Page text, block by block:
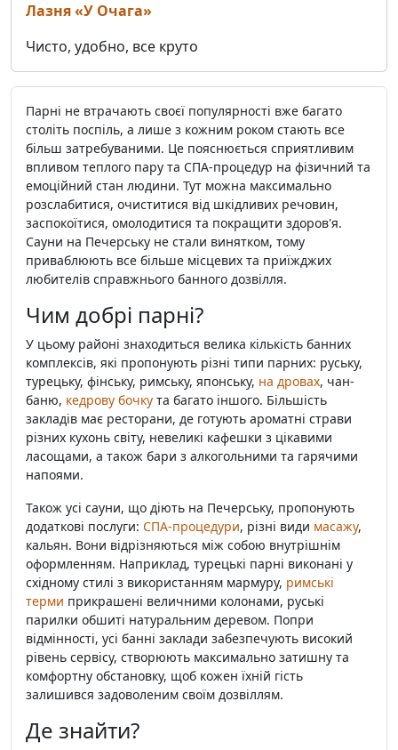
Парні не втрачають своєї популярності вже багато
століть поспіль, а лише з кожним роком стають все
більш затребуваними. Це пояснюється сприятливим
впливом теплого пару та СПА-процедур на фізичний та
емоційний стан людини. Тут можна максимально
розслабитися, очиститися від шкідливих речовин,
заспокоїтися, омолодитися та покращити здоров'я.
Сауни на Печерську не стали винятком, тому
приваблюють все більше місцевих та приїжджих
любителів справжнього банного дозвілля.
Чим добрі парні?
У цьому районі знаходиться велика кількість банних
комплексів, які пропонують різні типи парних: руську,
турецьку, фінську, римську, японську, на дровах, чан-
баню, кедрову бочку та багато іншого. Більшість
закладів має ресторани, де готують ароматні страви
різних кухонь світу, невеликі кафешки з цікавими
ласощами, а також бари з алкогольними та гарячими
напоями.
Також усі сауни, що діють на Печерську, пропонують
додаткові послуги: СПА-процедури, різні види масажу,
кальян. Вони відрізняються між собою внутрішнім
оформленням. Наприклад, турецькі парні виконані у
східному стилі з використанням мармуру, римські
терми прикрашені величними колонами, руські
парилки обшиті натуральним деревом. Попри
відмінності, усі банні заклади забезпечують високий
рівень сервісу, створюють максимально затишну та
комфортну обстановку, щоб кожен їхній гість
залишився задоволеним своїм дозвіллям.
Де знайти?
Лазня «У Очага»
Чисто, удобно, все круто